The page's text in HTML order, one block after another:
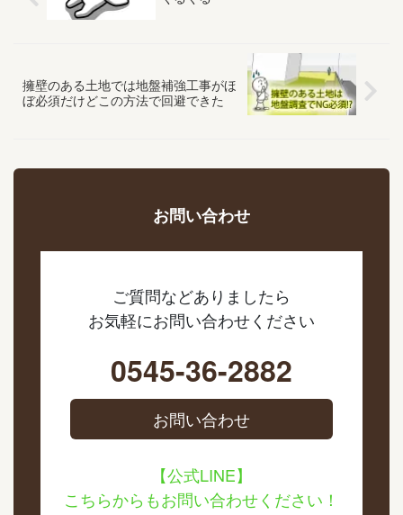
擁壁のある土地では地盤補強工事がほ
ぼ必須だけどこの方法で回避できた
お問い合わせ
ご質問などありましたら
お気軽にお問い合わせください
0545-36-2882
お問い合わせ
【公式LINE】
こちらからもお問い合わせください！